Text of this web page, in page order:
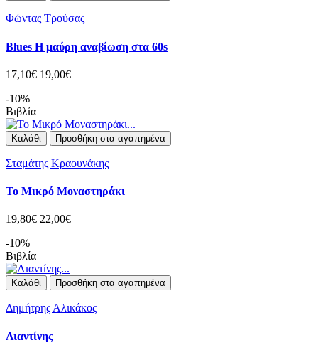
Φώντας Τρούσας
Blues Η μαύρη αναβίωση στα 60s
17,10€ 19,00€
-10%
Βιβλία
Καλάθι Προσθήκη στα αγαπημένα
Σταμάτης Κραουνάκης
Το Μικρό Μοναστηράκι
19,80€ 22,00€
-10%
Βιβλία
Καλάθι Προσθήκη στα αγαπημένα
Δημήτρης Αλικάκος
Λιαντίνης